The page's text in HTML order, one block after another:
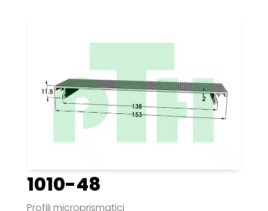
1010-48
Profili microprismatici